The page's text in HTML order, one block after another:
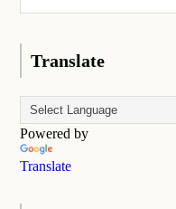
Translate
Powered by
Translate